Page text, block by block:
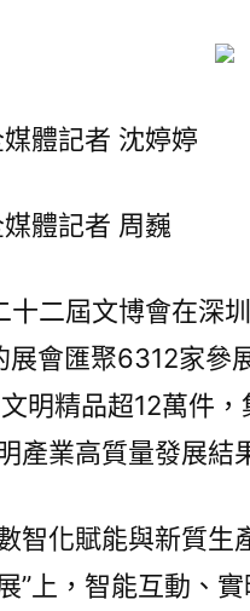
賦
新：
第
二
十
二
文
博
會
體記者 沈婷婷
體記者 周巍
十二屆文博會在深
展會匯聚6312家參
明精品超12萬件
產業高質量發展結
智化賦能與新質生
”上，智能互動、